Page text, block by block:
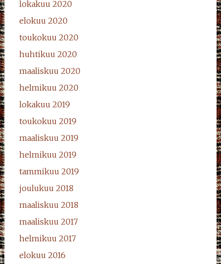
lokakuu 2020
elokuu 2020
toukokuu 2020
huhtikuu 2020
maaliskuu 2020
helmikuu 2020
lokakuu 2019
toukokuu 2019
maaliskuu 2019
helmikuu 2019
tammikuu 2019
joulukuu 2018
maaliskuu 2018
maaliskuu 2017
helmikuu 2017
elokuu 2016